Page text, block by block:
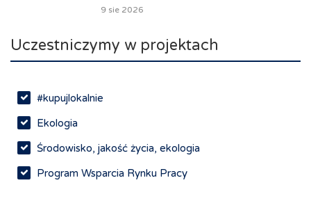
9 sie 2026
Uczestniczymy w projektach
#kupujlokalnie
Ekologia
Środowisko, jakość życia, ekologia
Program Wsparcia Rynku Pracy